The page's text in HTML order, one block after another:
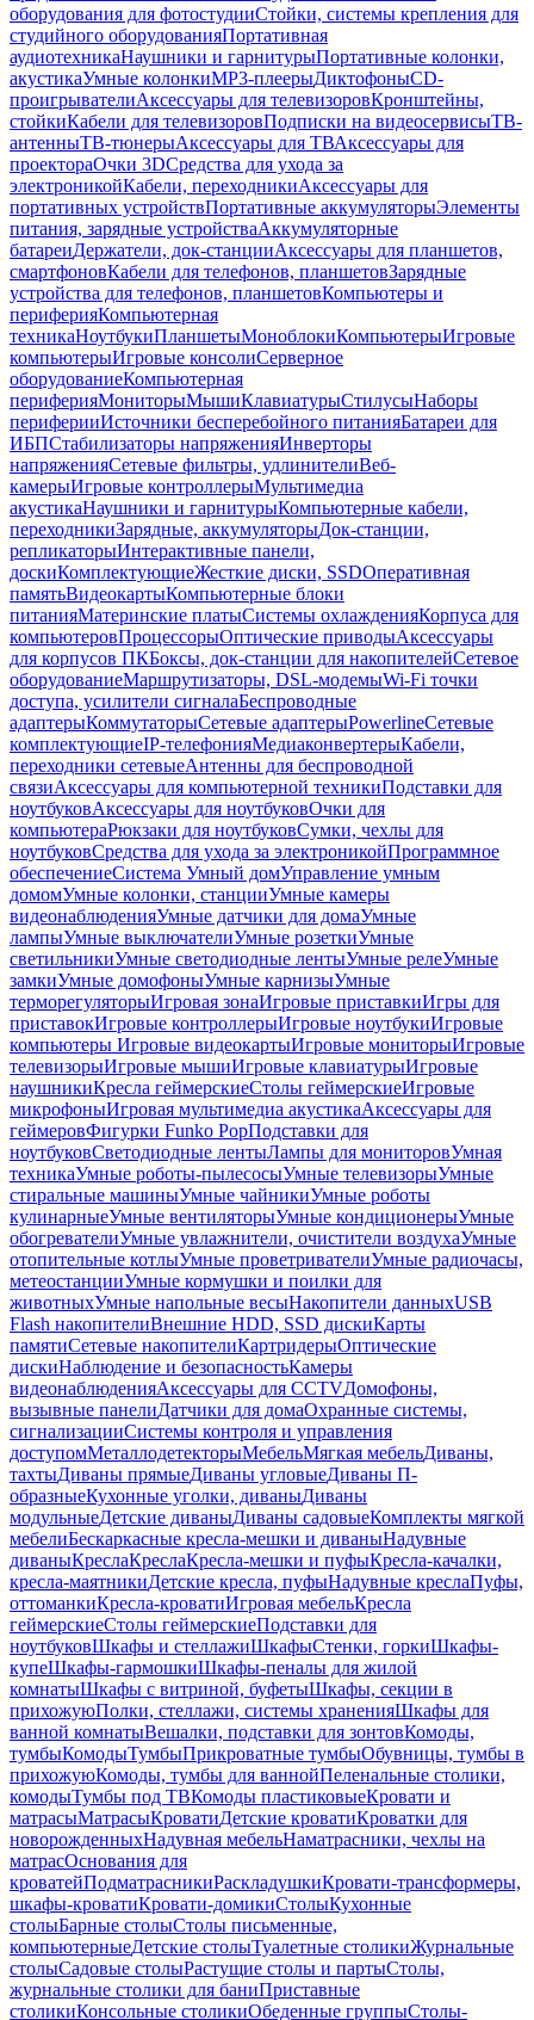
оборудования для фотостудииСтойки, системы крепления для
студийного оборудованияПортативная
аудиотехникаНаушники и гарнитурыПортативные колонки,
акустикаУмные колонкиMP3-плеерыДиктофоныCD-
проигрывателиАксессуары для телевизоровКронштейны,
стойкиКабели для телевизоровПодписки на видеосервисыТВ-
антенныТВ-тюнерыАксессуары для ТВАксессуары для
проектораОчки 3DСредства для ухода за
электроникойКабели, переходникиАксессуары для
портативных устройствПортативные аккумуляторыЭлементы
питания, зарядные устройстваАккумуляторные
батареиДержатели, док-станцииАксессуары для планшетов,
смартфоновКабели для телефонов, планшетовЗарядные
устройства для телефонов, планшетовКомпьютеры и
периферияКомпьютерная
техникаНоутбукиПланшетыМоноблокиКомпьютерыИгровые
компьютерыИгровые консолиСерверное
оборудованиеКомпьютерная
периферияМониторыМышиКлавиатурыСтилусыНаборы
периферииИсточники бесперебойного питанияБатареи для
ИБПСтабилизаторы напряженияИнверторы
напряженияСетевые фильтры, удлинителиВеб-
камерыИгровые контроллерыМультимедиа
акустикаНаушники и гарнитурыКомпьютерные кабели,
переходникиЗарядные, аккумуляторыДок-станции,
репликаторыИнтерактивные панели,
доскиКомплектующиеЖесткие диски, SSDОперативная
памятьВидеокартыКомпьютерные блоки
питанияМатеринские платыСистемы охлажденияКорпуса для
компьютеровПроцессорыОптические приводыАксессуары
для корпусов ПКБоксы, док-станции для накопителейСетевое
оборудованиеМаршрутизаторы, DSL-модемыWi-Fi точки
доступа, усилители сигналаБеспроводные
адаптерыКоммутаторыСетевые адаптерыPowerlineСетевые
комплектующиеIP-телефонияМедиаконвертерыКабели,
переходники сетевыеАнтенны для беспроводной
связиАксессуары для компьютерной техникиПодставки для
ноутбуковАксессуары для ноутбуковОчки для
компьютераРюкзаки для ноутбуковСумки, чехлы для
ноутбуковСредства для ухода за электроникойПрограммное
обеспечениеСистема Умный домУправление умным
домомУмные колонки, станцииУмные камеры
видеонаблюденияУмные датчики для домаУмные
лампыУмные выключателиУмные розеткиУмные
светильникиУмные светодиодные лентыУмные релеУмные
замкиУмные домофоныУмные карнизыУмные
терморегуляторыИгровая зонаИгровые приставкиИгры для
приставокИгровые контроллерыИгровые ноутбукиИгровые
компьютеры Игровые видеокартыИгровые мониторыИгровые
телевизорыИгровые мышиИгровые клавиатурыИгровые
наушникиКресла геймерскиеСтолы геймерскиеИгровые
микрофоныИгровая мультимедиа акустикаАксессуары для
геймеровФигурки Funko PopПодставки для
ноутбуковСветодиодные лентыЛампы для мониторовУмная
техникаУмные роботы-пылесосыУмные телевизорыУмные
стиральные машиныУмные чайникиУмные роботы
кулинарныеУмные вентиляторыУмные кондиционерыУмные
обогревателиУмные увлажнители, очистители воздухаУмные
отопительные котлыУмные проветривателиУмные радиочасы,
метеостанцииУмные кормушки и поилки для
животныхУмные напольные весыНакопители данныхUSB
Flash накопителиВнешние HDD, SSD дискиКарты
памятиСетевые накопителиКартридерыОптические
дискиНаблюдение и безопасностьКамеры
видеонаблюденияАксессуары для CCTVДомофоны,
вызывные панелиДатчики для домаОхранные системы,
сигнализацииСистемы контроля и управления
доступомМеталлодетекторыМебельМягкая мебельДиваны,
тахтыДиваны прямыеДиваны угловыеДиваны П-
образныеКухонные уголки, диваныДиваны
модульныеДетские диваныДиваны садовыеКомплекты мягкой
мебелиБескаркасные кресла-мешки и диваныНадувные
диваныКреслаКреслаКресла-мешки и пуфыКресла-качалки,
кресла-маятникиДетские кресла, пуфыНадувные креслаПуфы,
оттоманкиКресла-кроватиИгровая мебельКресла
геймерскиеСтолы геймерскиеПодставки для
ноутбуковШкафы и стеллажиШкафыСтенки, горкиШкафы-
купеШкафы-гармошкиШкафы-пеналы для жилой
комнатыШкафы с витриной, буфетыШкафы, секции в
прихожуюПолки, стеллажи, системы храненияШкафы для
ванной комнатыВешалки, подставки для зонтовКомоды,
тумбыКомодыТумбыПрикроватные тумбыОбувницы, тумбы в
прихожуюКомоды, тумбы для ваннойПеленальные столики,
комодыТумбы под ТВКомоды пластиковыеКровати и
матрасыМатрасыКроватиДетские кроватиКроватки для
новорожденныхНадувная мебельНаматрасники, чехлы на
матрасОснования для
кроватейПодматрасникиРаскладушкиКровати-трансформеры,
шкафы-кроватиКровати-домикиСтолыКухонные
столыБарные столыСтолы письменные,
компьютерныеДетские столыТуалетные столикиЖурнальные
столыСадовые столыРастущие столы и партыСтолы,
журнальные столики для баниПриставные
столикиКонсольные столикиОбеденные группыСтолы-